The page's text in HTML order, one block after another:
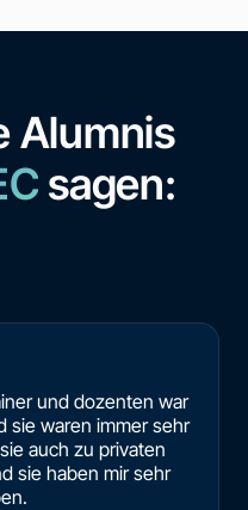
Alumnis
sagen:
und dozenten war
sie waren immer sehr
auch zu privaten
sie haben mir sehr